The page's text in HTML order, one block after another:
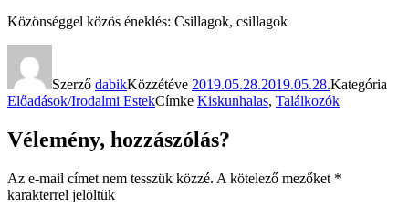
Közönséggel közös éneklés: Csillagok, csillagok
Szerző dabikKözzétéve 2019.05.28.2019.05.28.Kategória
Előadások/Irodalmi EstekCímke Kiskunhalas, Találkozók
Vélemény, hozzászólás?
Az e-mail címet nem tesszük közzé. A kötelező mezőket *
karakterrel jelöltük